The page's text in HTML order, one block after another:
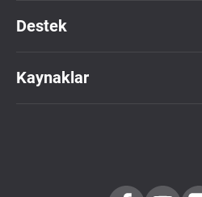
Destek
Kaynaklar